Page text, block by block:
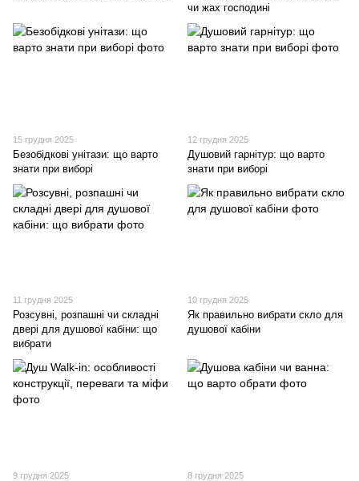
чи жах господині
15 грудня 2025
Безобідкові унітази: що варто
знати при виборі
12 грудня 2025
Душовий гарнітур: що варто
знати при виборі
11 грудня 2025
Розсувні, розпашні чи складні
двері для душової кабіни: що
вибрати
10 грудня 2025
Як правильно вибрати скло для
душової кабіни
9 грудня 2025 8 грудня 2025